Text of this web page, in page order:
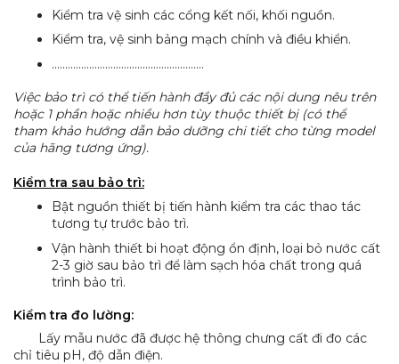
Kiểm tra vệ sinh các cổng kết nối, khối nguồn.
Kiểm tra, vệ sinh bảng mạch chính và điều khiển.
…………………………………………………
Việc bảo trì có thể tiến hành đầy đủ các nội dung nêu trên
hoặc 1 phần hoặc nhiều hơn tùy thuộc thiết bị (có thể
tham khảo hướng dẫn bảo dưỡng chi tiết cho từng model
của hãng tương ứng).
Kiểm tra sau bảo trì:
Bật nguồn thiết bị tiến hành kiểm tra các thao tác
tương tự trước bảo trì.
Vận hành thiết bi hoạt động ổn định, loại bỏ nước cất
2-3 giờ sau bảo trì để làm sạch hóa chất trong quá
trình bảo trì.
Kiểm tra đo lường:
Lấy mẫu nước đã được hệ thông chưng cất đi đo các
chỉ tiêu pH, độ dẫn điện.